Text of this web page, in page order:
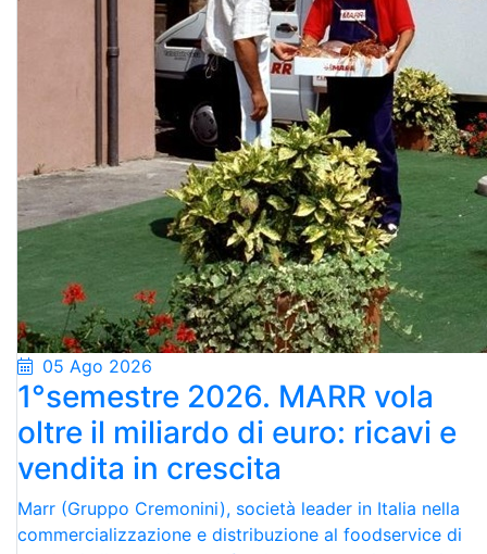
05 Ago 2026
1°semestre 2026. MARR vola
oltre il miliardo di euro: ricavi e
vendita in crescita
Marr (Gruppo Cremonini), società leader in Italia nella
commercializzazione e distribuzione al foodservice di